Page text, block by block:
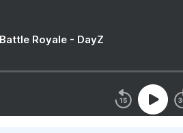
Royale - DayZ